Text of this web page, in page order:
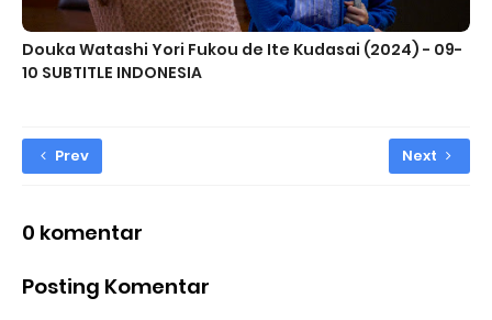
Douka Watashi Yori Fukou de Ite Kudasai (2024) - 09-
10 SUBTITLE INDONESIA
Prev Next
0 komentar
Posting Komentar